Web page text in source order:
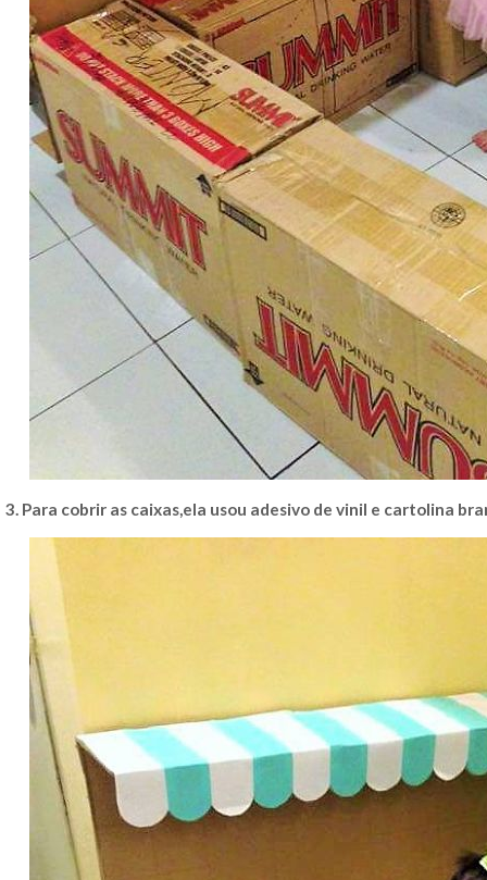
3. Para cobrir as caixas,ela usou adesivo de vinil e cartolina